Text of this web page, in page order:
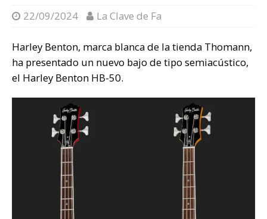
22/09/2024 La Clave de Fa
Harley Benton, marca blanca de la tienda Thomann,
ha presentado un nuevo bajo de tipo semiacústico,
el Harley Benton HB-50.